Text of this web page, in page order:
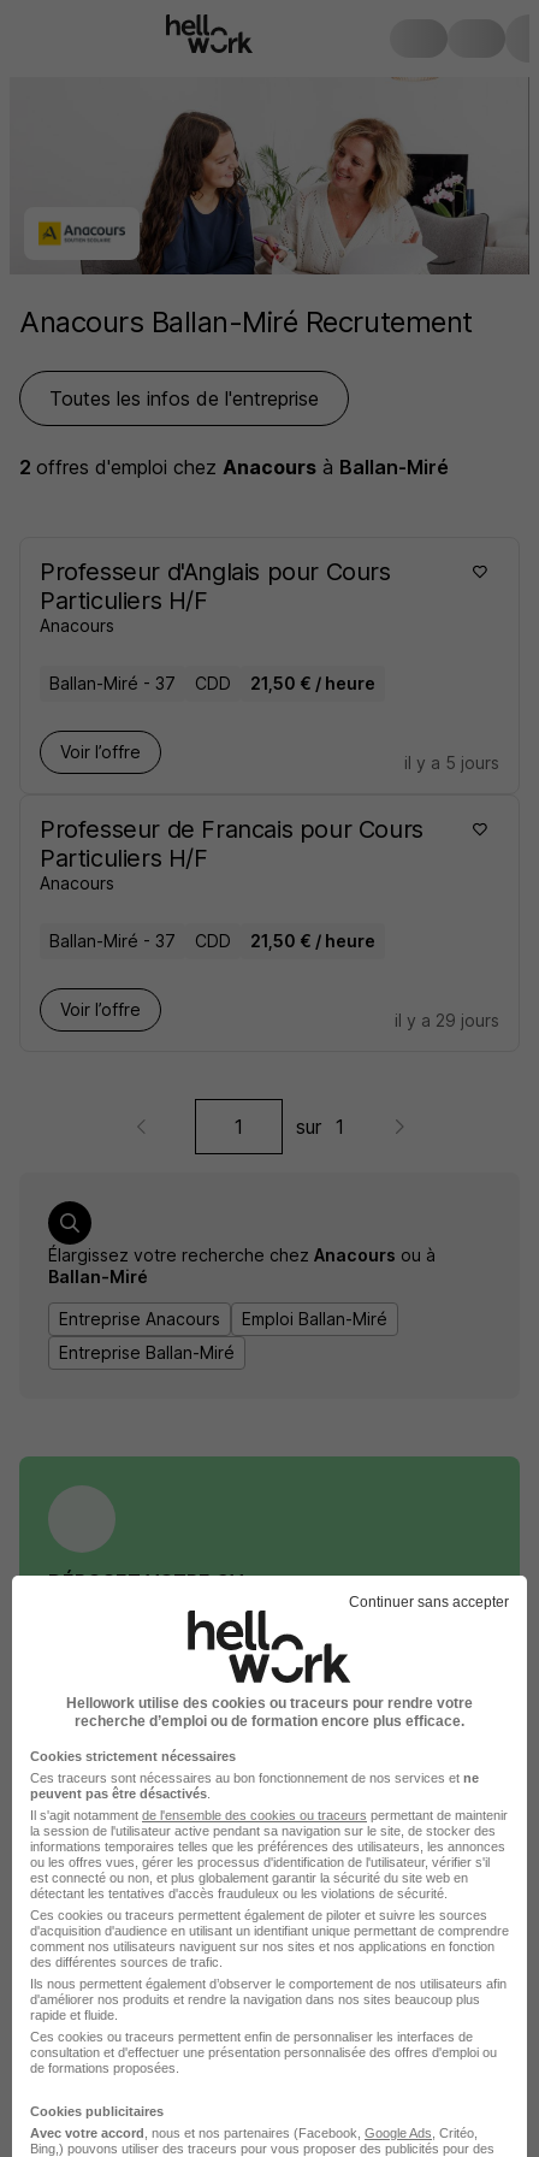
Anacours Ballan-Miré Recrutement
Toutes les infos de l'entreprise
2 offres d'emploi chez Anacours à Ballan-Miré
Professeur d'Anglais pour Cours
Particuliers H/F
Anacours
Ballan-Miré - 37 CDD 21,50 € / heure
Voir l’offre
il y a 5 jours
Professeur de Francais pour Cours
Particuliers H/F
Anacours
Ballan-Miré - 37 CDD 21,50 € / heure
Voir l’offre
il y a 29 jours
sur 1
Élargissez votre recherche chez Anacours ou à
Ballan-Miré
Entreprise Anacours
Emploi Ballan-Miré
Entreprise Ballan-Miré
DÉPOSEZ VOTRE CV
Rendez votre CV accessible à l’ensemble des
recruteurs de la CVthèque Hellowork.
Rendre mon CV visible
Anacours recrute autour de Ballan-
Miré
Anacours Chambray-lès-Tours
Anacours Fondettes
Anacours Joué-lès-Tours
Anacours Loches
Anacours Saint-Cyr-sur-Loire
Continuer sans accepter
Hellowork utilise des cookies ou traceurs pour rendre votre
recherche d’emploi ou de formation encore plus efficace.
Cookies strictement nécessaires
Ces traceurs sont nécessaires au bon fonctionnement de nos services et ne
peuvent pas être désactivés
Il s'agit notamment de l'ensemble des cookies ou traceurs permettant de maintenir
la session de l'utilisateur active pendant sa navigation sur le site, de stocker des
informations temporaires telles que les préférences des utilisateurs, les annonces
ou les offres vues, gérer les processus d'identification de l'utilisateur, vérifier s'il
est connecté ou non, et plus globalement garantir la sécurité du site web en
détectant les tentatives d'accès frauduleux ou les violations de sécurité.
Ces cookies ou traceurs permettent également de piloter et suivre les sources
d'acquisition d'audience en utilisant un identifiant unique permettant de comprendre
comment nos utilisateurs naviguent sur nos sites et nos applications en fonction
des différentes sources de trafic.
Ils nous permettent également d’observer le comportement de nos utilisateurs afin
d'améliorer nos produits et rendre la navigation dans nos sites beaucoup plus
rapide et fluide.
Ces cookies ou traceurs permettent enfin de personnaliser les interfaces de
consultation et d'effectuer une présentation personnalisée des offres d'emploi ou
de formations proposées.
Cookies publicitaires
Avec votre accord , nous et nos partenaires (Facebook, Google Ads , Critéo,
Bing,) pouvons utiliser des traceurs pour vous proposer des publicités pour des